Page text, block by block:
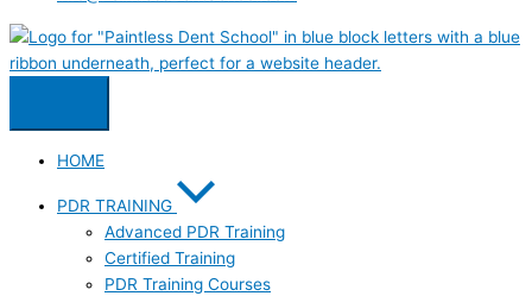
HOME
PDR TRAINING
Advanced PDR Training
Certified Training
PDR Training Courses